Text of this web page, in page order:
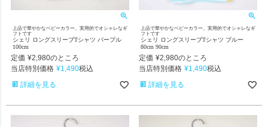
上品で華やかなベビーカラー。実用的でオシャレなギ
フトです
シェリ ロングスリーブTシャツ パープル
100cm
定価 ¥2,980のところ
当店特別価格 ¥1,490税込
詳細を見る
上品で華やかなベビーカラー。実用的でオシャレなギ
フトです
シェリ ロングスリーブTシャツ ブルー
80cm 90cm
定価 ¥2,980のところ
当店特別価格 ¥1,490税込
詳細を見る